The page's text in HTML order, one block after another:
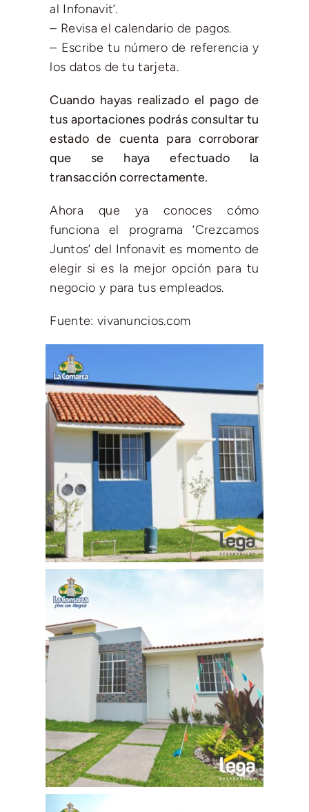
al Infonavit’.
– Revisa el calendario de pagos.
– Escribe tu número de referencia y
los datos de tu tarjeta.
Cuando hayas realizado el pago de
tus aportaciones podrás consultar tu
estado de cuenta para corroborar
que se haya efectuado la
transacción correctamente.
Ahora que ya conoces cómo
funciona el programa ‘Crezcamos
Juntos’ del Infonavit es momento de
elegir si es la mejor opción para tu
negocio y para tus empleados.
Fuente: vivanuncios.com